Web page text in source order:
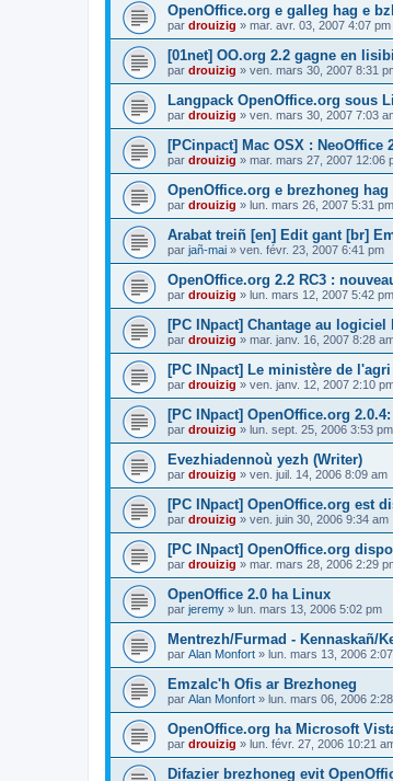
OpenOffice.org e galleg hag e
par drouizig » mar. avr. 03, 2007 4:07 pm
[01net] OO.org 2.2 gagne en
par drouizig » ven. mars 30, 2007 8:31
Langpack OpenOffice.org sous
par drouizig » ven. mars 30, 2007 7:03
[PCinpact] Mac OSX :
par drouizig » mar. mars 27, 2007 12:06
OpenOffice.org e brezhoneg hag
par drouizig » lun. mars 26, 2007 5:31 pm
Arabat treiñ [en] Edit gant [br]
par jañ-mai » ven. févr. 23, 2007 6:41 pm
OpenOffice.org 2.2 RC3 :
par drouizig » lun. mars 12, 2007 5:42 pm
[PC INpact] Chantage au logiciel
par drouizig » mar. janv. 16, 2007 8:28
[PC INpact] Le ministère de
par drouizig » ven. janv. 12, 2007 2:10
[PC INpact] OpenOffice.org
par drouizig » lun. sept. 25, 2006 3:53 pm
Evezhiadennoù yezh (Writer)
par drouizig » ven. juil. 14, 2006 8:09 am
[PC INpact] OpenOffice.org est
par drouizig » ven. juin 30, 2006 9:34 am
[PC INpact] OpenOffice.org
par drouizig » mar. mars 28, 2006 2:29
OpenOffice 2.0 ha Linux
par jeremy » lun. mars 13, 2006 5:02 pm
Mentrezh/Furmad - Kennaskañ/
par Alan Monfort » lun. mars 13, 2006
Emzalc'h Ofis ar Brezhoneg
par Alan Monfort » lun. mars 06, 2006
OpenOffice.org ha Microsoft
par drouizig » lun. févr. 27, 2006 10:21
Difazier brezhoneg evit